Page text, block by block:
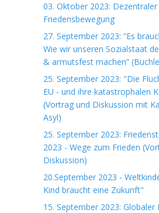
03. Oktober 2023:
Friedensbewegung
27. September 2023: “Es
Wie wir unseren Sozialstaat
& armutsfest machen”
25. September 2023: "Die
EU - und ihre katastrophalen
(Vortrag und Diskussion mit
Asyl)
25. September 2023:
2023 - Wege zum Frieden
Diskussion)
20.September 2023 -
Kind braucht eine Zukunft"
15. September 2023: Globaler